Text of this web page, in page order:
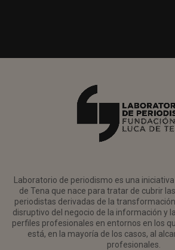
Laboratorio de periodismo es una
de Tena que nace para tratar de cubrir
periodistas derivadas de la
disruptivo del negocio de la información y
perfiles profesionales en entornos en los
está, en la mayoría de los casos, al
profesionales.